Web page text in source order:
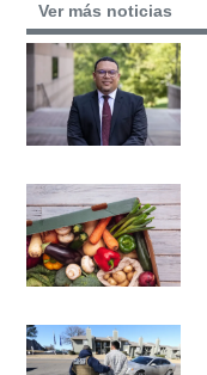
Ver más noticias